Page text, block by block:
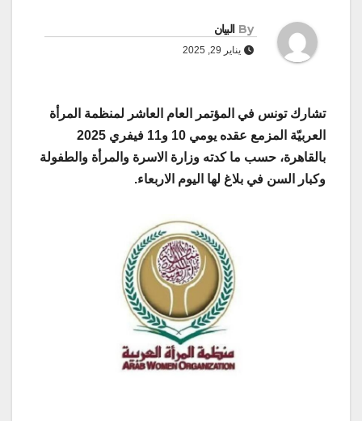
By البيان
يناير 29, 2025
تشارك تونس في المؤتمر العام العاشر لمنظمة المرأة
العربيّة المزمع عقده يومي 10 و11 فيفري 2025
بالقاهرة، حسب ما كدته وزارة الاسرة والمرأة والطفولة
وكبار السن في بلاغ لها اليوم الاربعاء.